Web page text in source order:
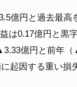
億円と過去最
は0.17億円と黒
億円と前年
起因する重い損